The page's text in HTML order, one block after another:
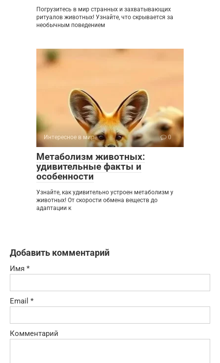
Погрузитесь в мир странных и захватывающих
ритуалов животных! Узнайте, что скрывается за
необычным поведением
Интересное в мире 0
Метаболизм животных:
удивительные факты и
особенности
Узнайте, как удивительно устроен метаболизм у
животных! От скорости обмена веществ до
адаптации к
Добавить комментарий
Имя *
Email *
Комментарий